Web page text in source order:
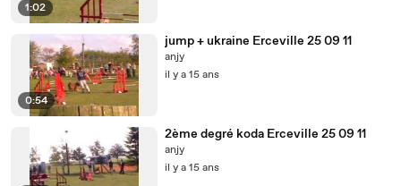
1:02
0:54
jump + ukraine Erceville 25 09 11
anjy
il y a 15 ans
2ème degré koda Erceville 25 09 11
anjy
il y a 15 ans